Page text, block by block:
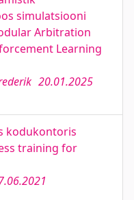
simulatsiooni
Arbitration
Learning
20.01.2025
kodukontoris
training for